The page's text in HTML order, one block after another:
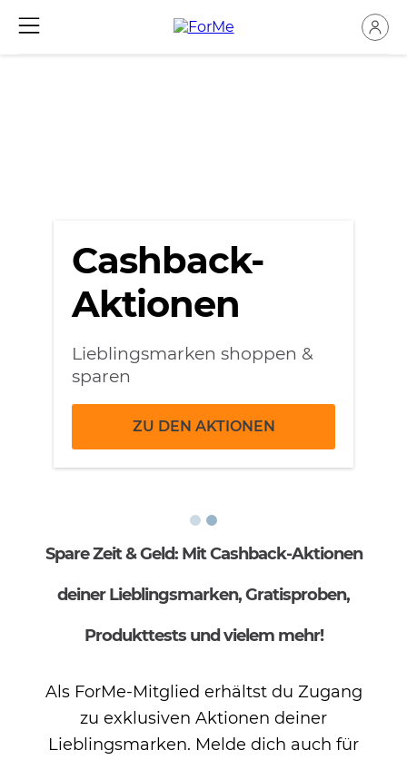
Cashback-
Aktionen
Lieblingsmarken shoppen &
sparen
ZU DEN AKTIONEN
Spare Zeit & Geld: Mit Cashback-Aktionen
deiner Lieblingsmarken, Gratisproben,
Produkttests und vielem mehr!
Als ForMe-Mitglied erhältst du Zugang
zu exklusiven Aktionen deiner
Lieblingsmarken. Melde dich auch für